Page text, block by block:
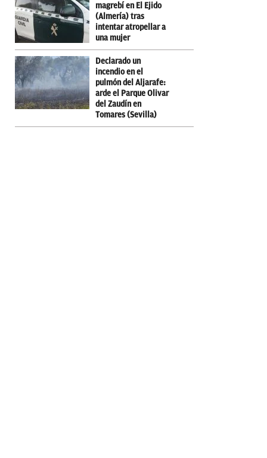
magrebí en El Ejido
(Almería) tras
intentar atropellar a
una mujer
Declarado un
incendio en el
pulmón del Aljarafe:
arde el Parque Olivar
del Zaudín en
Tomares (Sevilla)